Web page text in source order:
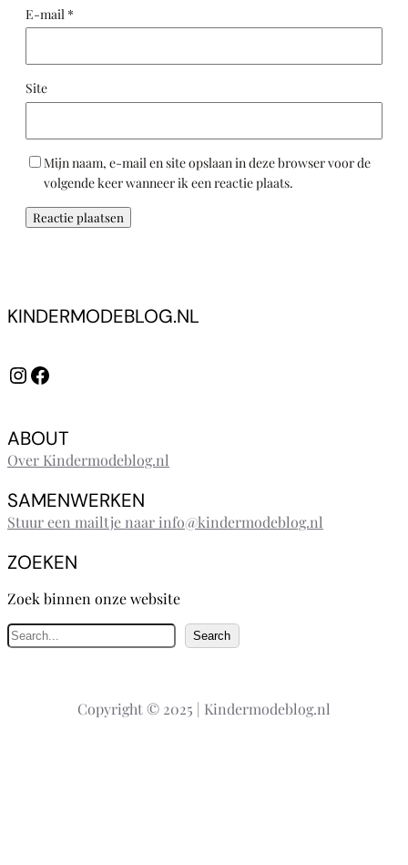
E-mail *
Site
Mijn naam, e-mail en site opslaan in deze browser voor de
volgende keer wanneer ik een reactie plaats.
KINDERMODEBLOG.NL
InstagramFacebook
ABOUT
Over Kindermodeblog.nl
SAMENWERKEN
Stuur een mailtje naar info@kindermodeblog.nl
ZOEKEN
Zoek binnen onze website
Z
o
e
Search
Copyright © 2025 | Kindermodeblog.nl